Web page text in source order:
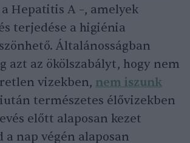
Hepatitis A –, amelyek
terjedése a higiénia
Általánosságban
azt az ökölszabályt, hogy nem
vizekben, nem iszunk
természetes élővizekben
előtt alaposan kezet
a nap végén alaposan